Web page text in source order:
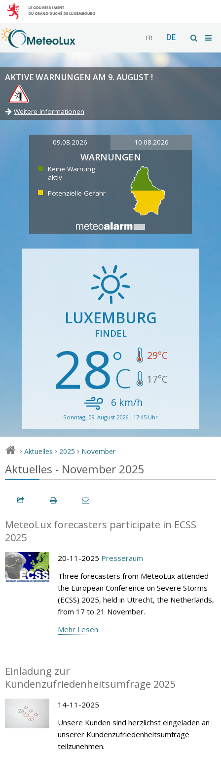
FR DE
AKTIVE WARNUNGEN AM 9. AUGUST !
Weitere Informationen
09.08.2026 10.08.2026
WARNUNGEN
Keine Warnung
aktiv
Potenzielle Gefahr
LUXEMBURG
FINDEL
28 29°C
17°C
6 km/h
Sonntag, 09. August 2026 - 17:45 Uhr
> Aktuelles > 2025 > November
Aktuelles - November 2025
MeteoLux forecasters participate in ECSS
2025
20-11-2025 Presseraum
Three forecasters from MeteoLux attended
the European Conference on Severe Storms
(ECSS) 2025, held in Utrecht, the Netherlands,
from 17 to 21 November.
Mehr Lesen
Einladung zur
Kundenzufriedenheitsumfrage 2025
14-11-2025
Unsere Kunden sind herzlichst eingeladen an
unserer Kundenzufriedenheitsumfrage
teilzunehmen.